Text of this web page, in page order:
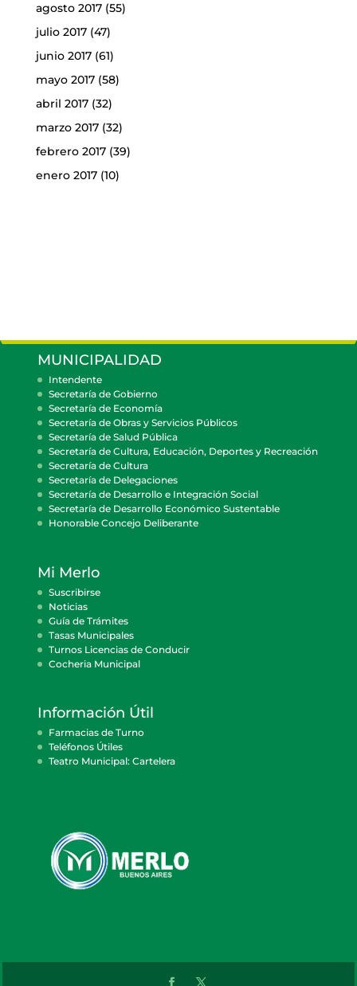
agosto 2017(55)
julio 2017(47)
junio 2017(61)
mayo 2017(58)
abril 2017(32)
marzo 2017(32)
febrero 2017(39)
enero 2017(10)
MUNICIPALIDAD
Intendente
Secretaría de Gobierno
Secretaría de Economía
Secretaría de Obras y Servicios Públicos
Secretaría de Salud Pública
Secretaría de Cultura, Educación, Deportes y Recreación
Secretaría de Cultura
Secretaría de Delegaciones
Secretaría de Desarrollo e Integración Social
Secretaría de Desarrollo Económico Sustentable
Honorable Concejo Deliberante
Mi Merlo
Suscribirse
Noticias
Guía de Trámites
Tasas Municipales
Turnos Licencias de Conducir
Cocheria Municipal
Información Útil
Farmacias de Turno
Teléfonos Útiles
Teatro Municipal: Cartelera